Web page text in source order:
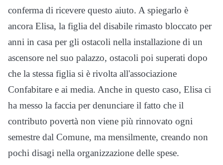
conferma di ricevere questo aiuto. A spiegarlo è
ancora Elisa, la figlia del disabile rimasto bloccato per
anni in casa per gli ostacoli nella installazione di un
ascensore nel suo palazzo, ostacoli poi superati dopo
che la stessa figlia si è rivolta all'associazione
Confabitare e ai media. Anche in questo caso, Elisa ci
ha messo la faccia per denunciare il fatto che il
contributo povertà non viene più rinnovato ogni
semestre dal Comune, ma mensilmente, creando non
pochi disagi nella organizzazione delle spese.